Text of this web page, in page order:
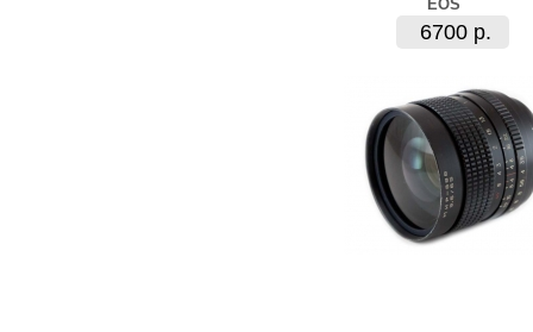
EOS
6700 р.